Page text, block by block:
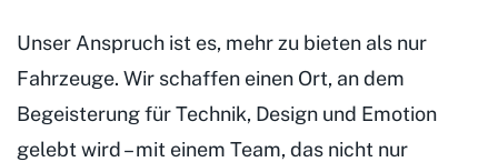
Unser Anspruch ist es, mehr zu bieten als nur
Fahrzeuge. Wir schaffen einen Ort, an dem
Begeisterung für Technik, Design und Emotion
gelebt wird – mit einem Team, das nicht nur